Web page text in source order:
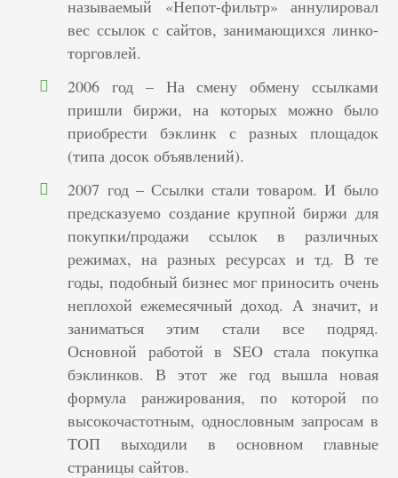
называемый «Непот-фильтр» аннулировал
вес ссылок с сайтов, занимающихся линко-
торговлей.
2006 год – На смену обмену ссылками
пришли биржи, на которых можно было
приобрести бэклинк с разных площадок
(типа досок объявлений).
2007 год – Ссылки стали товаром. И было
предсказуемо создание крупной биржи для
покупки/продажи ссылок в различных
режимах, на разных ресурсах и тд. В те
годы, подобный бизнес мог приносить очень
неплохой ежемесячный доход. А значит, и
заниматься этим стали все подряд.
Основной работой в SEO стала покупка
бэклинков. В этот же год вышла новая
формула ранжирования, по которой по
высокочастотным, однословным запросам в
ТОП выходили в основном главные
страницы сайтов.